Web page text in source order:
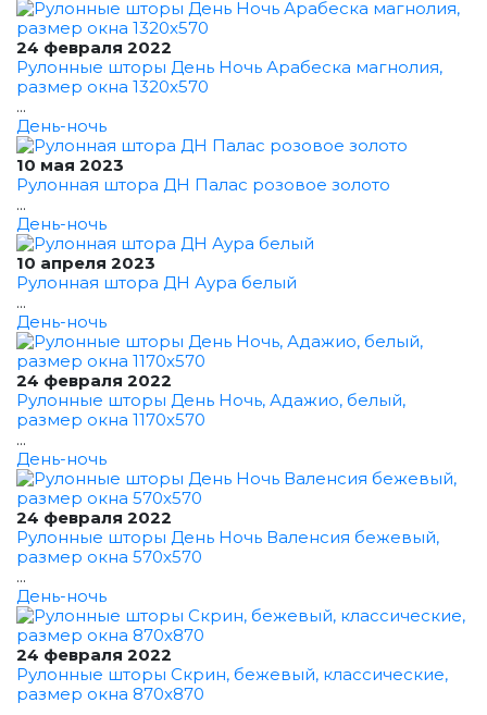
24 февраля 2022
Рулонные шторы День Ночь Арабеска магнолия,
размер окна 1320x570
...
День-ночь
10 мая 2023
Рулонная штора ДН Палас розовое золото
...
День-ночь
10 апреля 2023
Рулонная штора ДН Аура белый
...
День-ночь
24 февраля 2022
Рулонные шторы День Ночь, Адажио, белый,
размер окна 1170x570
...
День-ночь
24 февраля 2022
Рулонные шторы День Ночь Валенсия бежевый,
размер окна 570x570
...
День-ночь
24 февраля 2022
Рулонные шторы Скрин, бежевый, классические,
размер окна 870x870